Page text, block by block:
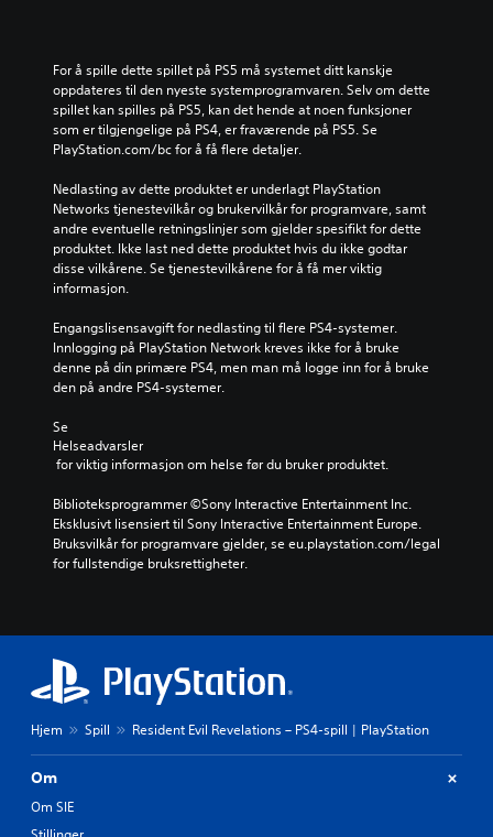
For å spille dette spillet på PS5 må systemet ditt kanskje
oppdateres til den nyeste systemprogramvaren. Selv om dette
spillet kan spilles på PS5, kan det hende at noen funksjoner
som er tilgjengelige på PS4, er fraværende på PS5. Se
PlayStation.com/bc for å få flere detaljer.
Nedlasting av dette produktet er underlagt PlayStation
Networks tjenestevilkår og brukervilkår for programvare, samt
andre eventuelle retningslinjer som gjelder spesifikt for dette
produktet. Ikke last ned dette produktet hvis du ikke godtar
disse vilkårene. Se tjenestevilkårene for å få mer viktig
informasjon.
Engangslisensavgift for nedlasting til flere PS4-systemer.
Innlogging på PlayStation Network kreves ikke for å bruke
denne på din primære PS4, men man må logge inn for å bruke
den på andre PS4-systemer.
Se
Helseadvarsler
for viktig informasjon om helse før du bruker produktet.
Biblioteksprogrammer ©Sony Interactive Entertainment Inc.
Eksklusivt lisensiert til Sony Interactive Entertainment Europe.
Bruksvilkår for programvare gjelder, se eu.playstation.com/legal
for fullstendige bruksrettigheter.
Hjem Spill Resident Evil Revelations – PS4-spill | PlayStation
Om
Om SIE